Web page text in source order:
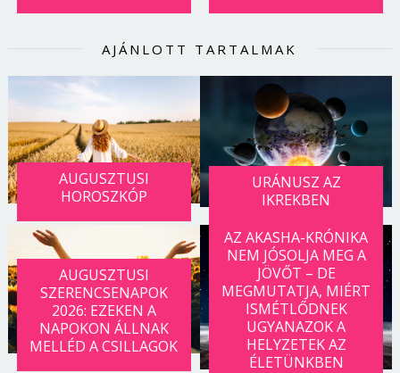
AJÁNLOTT TARTALMAK
AUGUSZTUSI
HOROSZKÓP
URÁNUSZ AZ
IKREKBEN
AUGUSZTUSI
SZERENCSENAPOK
2026: EZEKEN A
NAPOKON ÁLLNAK
MELLÉD A CSILLAGOK
AZ AKASHA-KRÓNIKA
NEM JÓSOLJA MEG A
JÖVŐT – DE
MEGMUTATJA, MIÉRT
ISMÉTLŐDNEK
UGYANAZOK A
HELYZETEK AZ
ÉLETÜNKBEN